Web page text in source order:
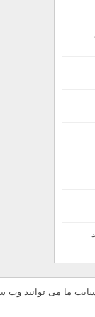
ما می توانید وب